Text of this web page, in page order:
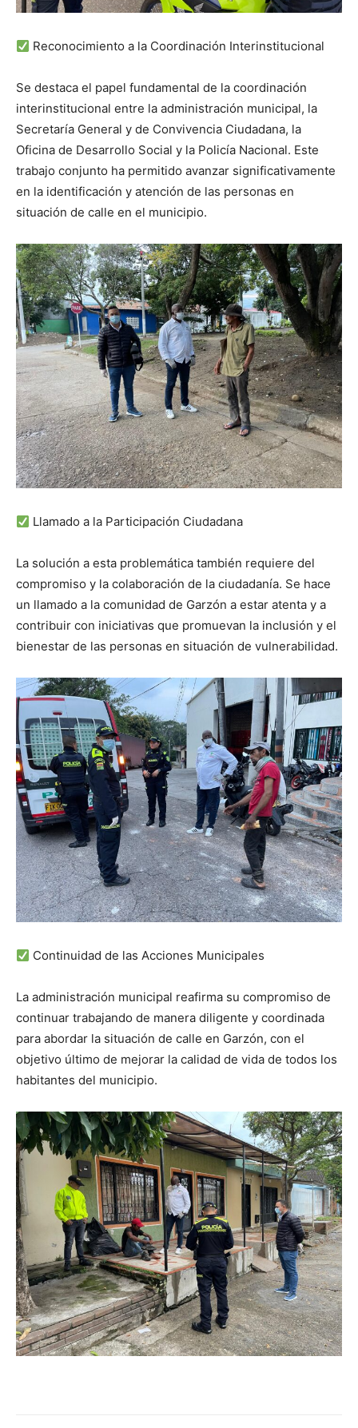
Reconocimiento a la Coordinación Interinstitucional
Se destaca el papel fundamental de la coordinación
interinstitucional entre la administración municipal, la
Secretaría General y de Convivencia Ciudadana, la
Oficina de Desarrollo Social y la Policía Nacional. Este
trabajo conjunto ha permitido avanzar significativamente
en la identificación y atención de las personas en
situación de calle en el municipio.
Llamado a la Participación Ciudadana
La solución a esta problemática también requiere del
compromiso y la colaboración de la ciudadanía. Se hace
un llamado a la comunidad de Garzón a estar atenta y a
contribuir con iniciativas que promuevan la inclusión y el
bienestar de las personas en situación de vulnerabilidad.
Continuidad de las Acciones Municipales
La administración municipal reafirma su compromiso de
continuar trabajando de manera diligente y coordinada
para abordar la situación de calle en Garzón, con el
objetivo último de mejorar la calidad de vida de todos los
habitantes del municipio.